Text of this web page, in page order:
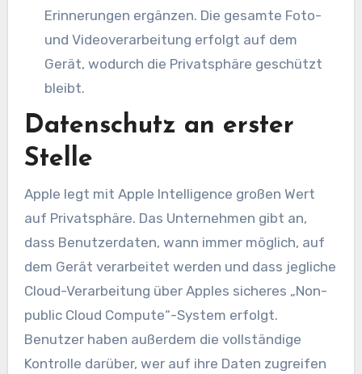
Erinnerungen ergänzen. Die gesamte Foto-
und Videoverarbeitung erfolgt auf dem
Gerät, wodurch die Privatsphäre geschützt
bleibt.
Datenschutz an erster
Stelle
Apple legt mit Apple Intelligence großen Wert
auf Privatsphäre. Das Unternehmen gibt an,
dass Benutzerdaten, wann immer möglich, auf
dem Gerät verarbeitet werden und dass jegliche
Cloud-Verarbeitung über Apples sicheres „Non-
public Cloud Compute“-System erfolgt.
Benutzer haben außerdem die vollständige
Kontrolle darüber, wer auf ihre Daten zugreifen